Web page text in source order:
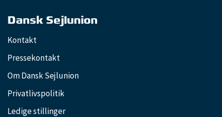
Dansk Sejlunion
Kontakt
Pressekontakt
Om Dansk Sejlunion
Privatlivspolitik
Ledige stillinger